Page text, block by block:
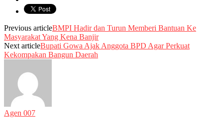
Previous articleBMPI Hadir dan Turun Memberi Bantuan Ke
Masyarakat Yang Kena Banjir
Next articleBupati Gowa Ajak Anggota BPD Agar Perkuat
Kekompakan Bangun Daerah
Agen 007